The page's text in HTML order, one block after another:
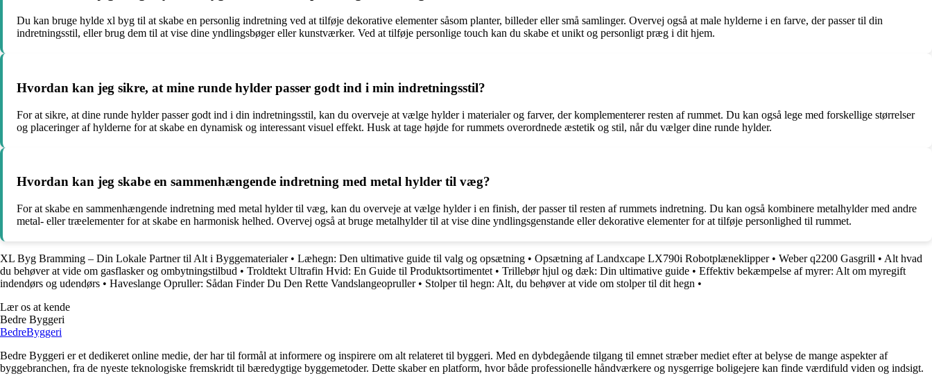
Du kan bruge hylde xl byg til at skabe en personlig indretning ved at tilføje dekorative elementer såsom planter, billeder eller små samlinger. Overvej også at male hylderne i en farve, der passer til din
indretningsstil, eller brug dem til at vise dine yndlingsbøger eller kunstværker. Ved at tilføje personlige touch kan du skabe et unikt og personligt præg i dit hjem.
Hvordan kan jeg sikre, at mine runde hylder passer godt ind i min indretningsstil?
For at sikre, at dine runde hylder passer godt ind i din indretningsstil, kan du overveje at vælge hylder i materialer og farver, der komplementerer resten af rummet. Du kan også lege med forskellige størrelser
og placeringer af hylderne for at skabe en dynamisk og interessant visuel effekt. Husk at tage højde for rummets overordnede æstetik og stil, når du vælger dine runde hylder.
Hvordan kan jeg skabe en sammenhængende indretning med metal hylder til væg?
For at skabe en sammenhængende indretning med metal hylder til væg, kan du overveje at vælge hylder i en finish, der passer til resten af rummets indretning. Du kan også kombinere metalhylder med andre
metal- eller træelementer for at skabe en harmonisk helhed. Overvej også at bruge metalhylder til at vise dine yndlingsgenstande eller dekorative elementer for at tilføje personlighed til rummet.
XL Byg Bramming – Din Lokale Partner til Alt i Byggematerialer• Læhegn: Den ultimative guide til valg og opsætning • Opsætning af Landxcape LX790i Robotplæneklipper• Weber q2200 Gasgrill • Alt hvad
du behøver at vide om gasflasker og ombytningstilbud • Troldtekt Ultrafin Hvid: En Guide til Produktsortimentet • Trillebør hjul og dæk: Din ultimative guide • Effektiv bekæmpelse af myrer: Alt om myregift
indendørs og udendørs • Haveslange Opruller: Sådan Finder Du Den Rette Vandslangeopruller• Stolper til hegn: Alt, du behøver at vide om stolper til dit hegn •
Lær os at kende
Bedre Byggeri
BedreByggeri
Bedre Byggeri er et dedikeret online medie, der har til formål at informere og inspirere om alt relateret til byggeri. Med en dybdegående tilgang til emnet stræber mediet efter at belyse de mange aspekter af
byggebranchen, fra de nyeste teknologiske fremskridt til bæredygtige byggemetoder. Dette skaber en platform, hvor både professionelle håndværkere og nysgerrige boligejere kan finde værdifuld viden og indsigt.